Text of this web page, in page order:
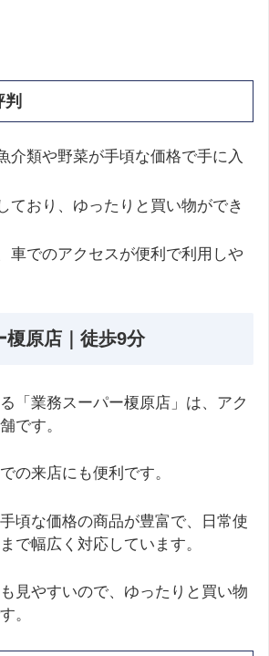
介類や野菜が手頃な価格で手に入
ており、ゆったりと買い物ができ
車でのアクセスが便利で利用しや
榎原店｜徒歩9分
「業務スーパー榎原店」は、アク
です。
の来店にも便利です。
頃な価格の商品が豊富で、日常使
で幅広く対応しています。
見やすいので、ゆったりと買い物
。